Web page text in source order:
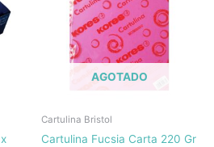
AGOTADO
Cartulina Bristol
Cartulina Fucsia Carta 220 Gr